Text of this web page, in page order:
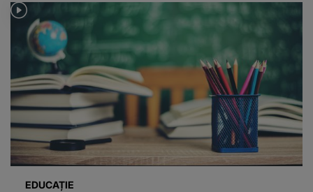
EDUCAȚIE